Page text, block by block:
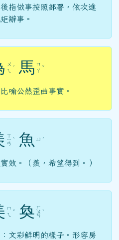
指做事按照部署，依次進
辦事。
ㄨ
ㄟ
ˊ 馬 ㄇ
ㄚ ˇ
喻公然歪曲事實。
ㄒ
ㄧ
ㄢ
ˋ 魚 ㄩ ˊ
效。（羨，希望得到。）
ㄇ
ㄟ ˇ 奐 ㄏ
ㄨ
ㄢ
ˋ
文彩鮮明的樣子。形容房